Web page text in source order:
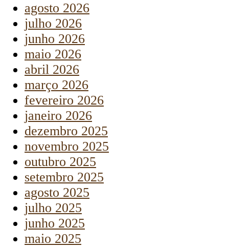
agosto 2026
julho 2026
junho 2026
maio 2026
abril 2026
março 2026
fevereiro 2026
janeiro 2026
dezembro 2025
novembro 2025
outubro 2025
setembro 2025
agosto 2025
julho 2025
junho 2025
maio 2025